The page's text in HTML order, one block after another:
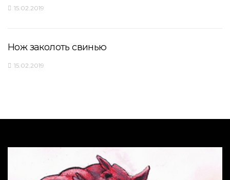
15.02.2019
Нож заколоть свинью
15.02.2019